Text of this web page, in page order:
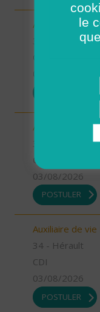
Auxiliaire de vie
34 - Hérault
Aide à domicile
CDD
03/08/2026
POSTULER
Auxiliaire de vie
34 - Hérault
CDI
03/08/2026
POSTULER
le